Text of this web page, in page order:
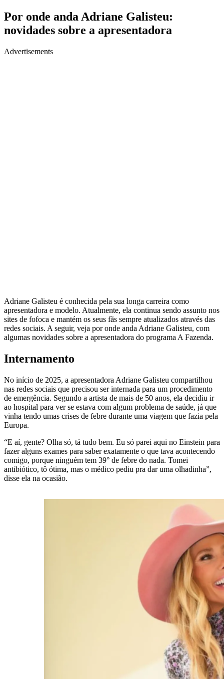
Por onde anda Adriane Galisteu:
novidades sobre a apresentadora
Advertisements
Adriane Galisteu é conhecida pela sua longa carreira como
apresentadora e modelo. Atualmente, ela continua sendo assunto nos
sites de fofoca e mantém os seus fãs sempre atualizados através das
redes sociais. A seguir, veja por onde anda Adriane Galisteu, com
algumas novidades sobre a apresentadora do programa A Fazenda.
Internamento
No início de 2025, a apresentadora Adriane Galisteu compartilhou
nas redes sociais que precisou ser internada para um procedimento
de emergência. Segundo a artista de mais de 50 anos, ela decidiu ir
ao hospital para ver se estava com algum problema de saúde, já que
vinha tendo umas crises de febre durante uma viagem que fazia pela
Europa.
“E aí, gente? Olha só, tá tudo bem. Eu só parei aqui no Einstein para
fazer alguns exames para saber exatamente o que tava acontecendo
comigo, porque ninguém tem 39° de febre do nada. Tomei
antibiótico, tô ótima, mas o médico pediu pra dar uma olhadinha”,
disse ela na ocasião.